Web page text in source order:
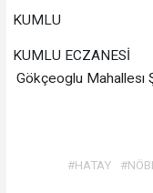
KUMLU
KUMLU ECZANESİ
Gökçeoglu Mahallesı
#HATAY